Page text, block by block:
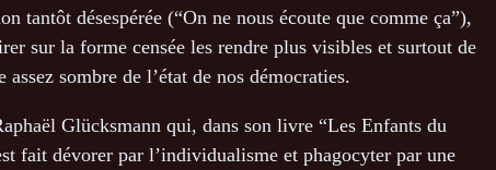
tantôt désespérée (“On ne nous écoute que comme ça”),
sur la forme censée les rendre plus visibles et surtout de
sombre de l’état de nos démocraties.
Glücksmann qui, dans son livre “Les Enfants du
fait dévorer par l’individualisme et phagocyter par une